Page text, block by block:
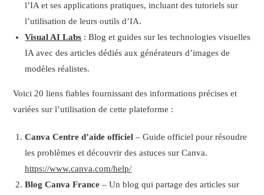
l’IA et ses applications pratiques, incluant des tutoriels sur
l’utilisation de leurs outils d’IA.
Visual AI Labs : Blog et guides sur les technologies visuelles
IA avec des articles dédiés aux générateurs d’images de
modèles réalistes.
Voici 20 liens fiables fournissant des informations précises et
variées sur l’utilisation de cette plateforme :
Canva Centre d’aide officiel – Guide officiel pour résoudre
les problèmes et découvrir des astuces sur Canva.
https://www.canva.com/help/
Blog Canva France – Un blog qui partage des articles sur